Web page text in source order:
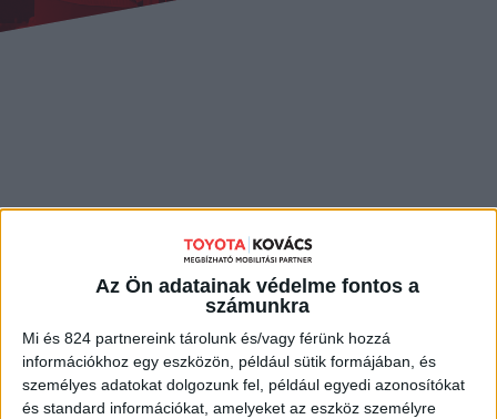
Az Ön adatainak védelme fontos a
számunkra
Mi és 824 partnereink tárolunk és/vagy férünk hozzá
információkhoz egy eszközön, például sütik formájában, és
személyes adatokat dolgozunk fel, például egyedi azonosítókat
és standard információkat, amelyeket az eszköz személyre
idénytől kezdve FTC-Toyota Kovács néven
szerepel.
Hosszú és sikeres korszak zárul le június 30-án, 15 év után
megszűnik a Ferencvárosi Torna Club és a Rail Cargo Hungaria
közötti együttműködés, vagyis a női kézilabdacsapat új néven
folytatja tovább.